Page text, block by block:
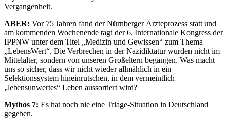
Vergangenheit.
ABER: Vor 75 Jahren fand der Nürnberger Ärzteprozess statt und
am kommenden Wochenende tagt der 6. Internationale Kongress der
IPPNW unter dem Titel „Medizin und Gewissen“ zum Thema
„LebensWert“. Die Verbrechen in der Nazidiktatur wurden nicht im
Mittelalter, sondern von unseren Großeltern begangen. Was macht
uns so sicher, dass wir nicht wieder allmählich in ein
Selektionssystem hineinrutschen, in dem vermeintlich
„lebensunwertes“ Leben aussortiert wird?
Mythos 7: Es hat noch nie eine Triage-Situation in Deutschland
gegeben.